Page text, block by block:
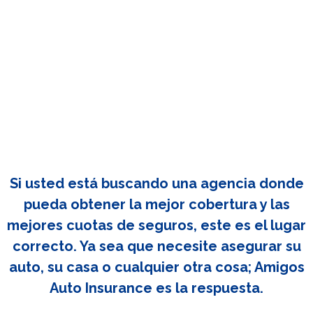
Si usted está buscando una agencia donde
pueda obtener la mejor cobertura y las
mejores cuotas de seguros, este es el lugar
correcto. Ya sea que necesite asegurar su
auto, su casa o cualquier otra cosa; Amigos
Auto Insurance es la respuesta.